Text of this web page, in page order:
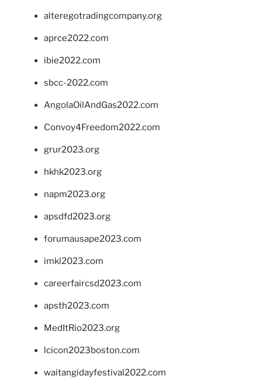
alteregotradingcompany.org
aprce2022.com
ibie2022.com
sbcc-2022.com
AngolaOilAndGas2022.com
Convoy4Freedom2022.com
grur2023.org
hkhk2023.org
napm2023.org
apsdfd2023.org
forumausape2023.com
imkl2023.com
careerfaircsd2023.com
apsth2023.com
MedItRio2023.org
lcicon2023boston.com
waitangidayfestival2022.com